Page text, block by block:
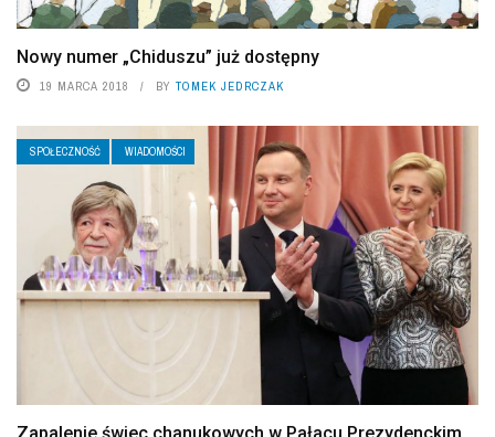
Nowy numer „Chiduszu” już dostępny
19 MARCA 2018 BY TOMEK JEDRCZAK
SPOŁECZNOŚĆ WIADOMOŚCI